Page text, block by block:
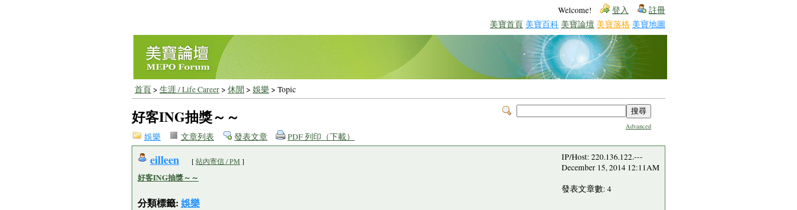
Welcome! 登入 註冊
美寶首頁 美寶百科 美寶論壇 美寶落格 美寶地圖
首頁> 生涯 / Life Career> 休閒 > 娛樂 > Topic
Advanced
好客ING抽獎～～
娛樂 文章列表 發表文章 PDF 列印（下載）
eilleen [站內寄信 / PM ]
好客ING抽獎～～
分類標籤: 娛樂
IP/Host: 220.136.122.---
December 15, 2014 12:11AM
發表文章數: 4